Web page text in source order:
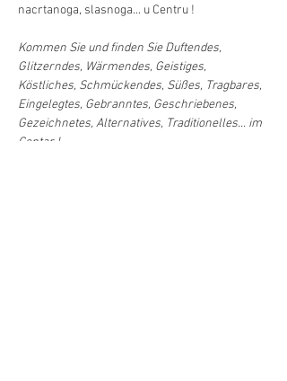
nacrtanoga, slasnoga... u Centru !
Kommen Sie und finden Sie Duftendes,
Glitzerndes, Wärmendes, Geistiges,
Köstliches, Schmückendes, Süßes, Tragbares,
Eingelegtes, Gebranntes, Geschriebenes,
Gezeichnetes, Alternatives, Traditionelles... im
Centar !